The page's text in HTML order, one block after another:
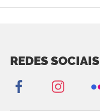
REDES SOCIAIS